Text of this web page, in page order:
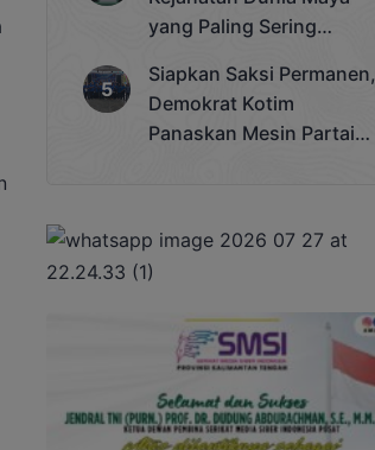
yang Paling Sering
Siapkan Saksi Permanen,
Demokrat Kotim
Panaskan Mesin Partai